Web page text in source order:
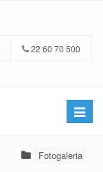
22 60 70 500
Toggle
Fotogaleria